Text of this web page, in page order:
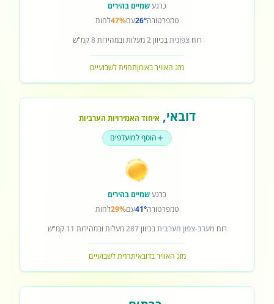
כרגעשמיים בהירים
טמפרטורה26°עם47%לחות
רוחצפוניתבכיוון2מעלות ובמהירות8קמ"ש
מזג האוויר באומןתחזית לשבועיים
דובאי, איחוד האמירויות הערביות
הוסף למועדפים
כרגעשמיים בהירים
טמפרטורה41°עם29%לחות
רוח מערב-צפון מערביתבכיוון287מעלות ובמהירות 11 קמ"ש
מזג האוויר בדובאיתחזית לשבועיים